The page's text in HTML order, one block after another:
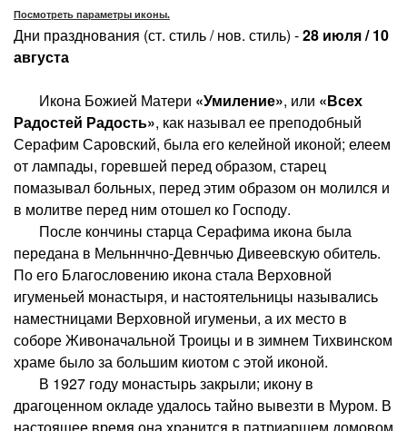
Посмотреть параметры иконы.
Дни празднования (ст. стиль / нов. стиль) -28 июля / 10
августа
Икона Божией Матери «Умиление», или «Всех
Радостей Радость», как называл ее преподобный
Серафим Саровский, была его келейной иконой; елеем
от лампады, горевшей перед образом, старец
помазывал больных, перед этим образом он молился и
в молитве перед ним отошел ко Господу.
После кончины старца Серафима икона была
передана в Мельннчно-Девнчью Дивеевскую обитель.
По его Благословению икона стала Верховной
игуменьей монастыря, и настоятельницы назывались
наместницами Верховной игуменьи, а их место в
соборе Живоначальной Троицы и в зимнем Тихвинском
храме было за большим киотом с этой иконой.
В 1927 году монастырь закрыли; икону в
драгоценном окладе удалось тайно вывезти в Муром. В
настоящее время она хранится в патриаршем домовом